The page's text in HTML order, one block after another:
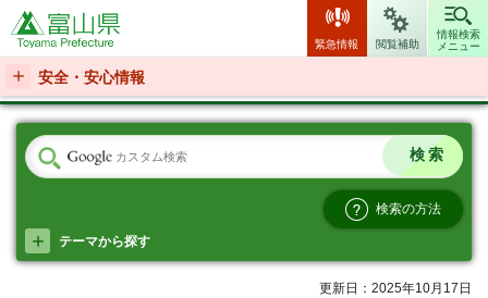
富山県
緊急情報 閲覧補助
情報検索
メニュー
安全・安心情報
検索の方法
テーマから探す
更新日：2025年10月17日